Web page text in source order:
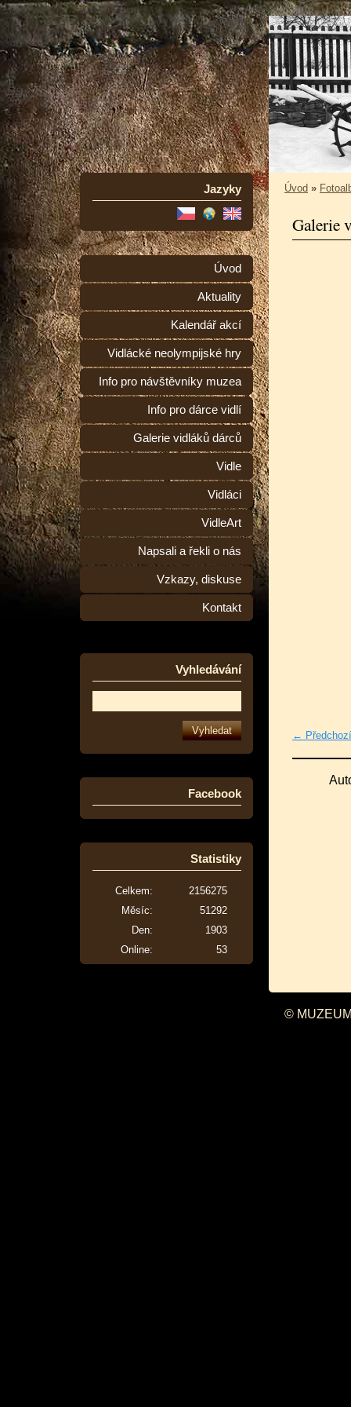
Jazyky
Úvod
Aktuality
Kalendář akcí
Vidlácké neolympijské hry
Info pro návštěvníky muzea
Info pro dárce vidlí
Galerie vidláků dárců
Vidle
Vidláci
VidleArt
Napsali a řekli o nás
Vzkazy, diskuse
Kontakt
Vyhledávání
Facebook
Statistiky
Online: 53
Celkem:
2156275
Měsíc:
51292
Den:
1903
Úvod »
Galerie
← Předchozí
©